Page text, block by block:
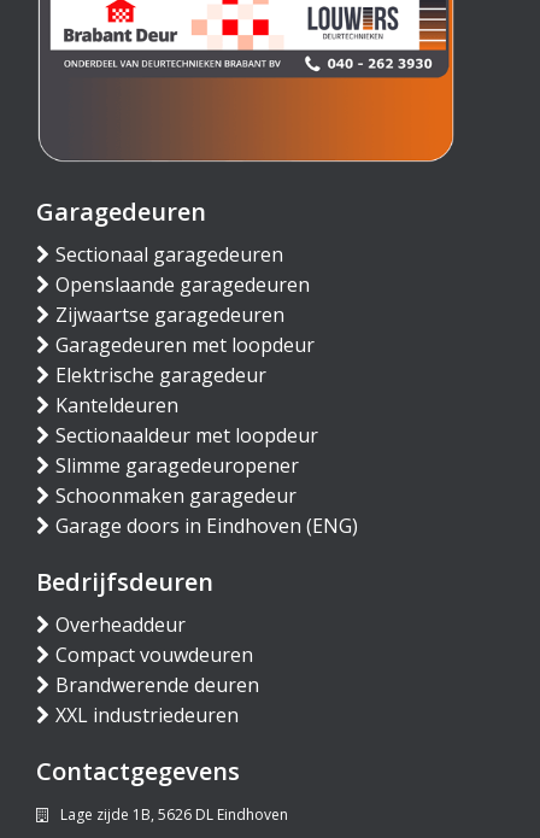
Garagedeuren
Sectionaal garagedeuren
Openslaande garagedeuren
Zijwaartse garagedeuren
Garagedeuren met loopdeur
Elektrische garagedeur
Kanteldeuren
Sectionaaldeur met loopdeur
Slimme garagedeuropener
Schoonmaken garagedeur
Garage doors in Eindhoven (ENG)
Bedrijfsdeuren
Overheaddeur
Compact vouwdeuren
Brandwerende deuren
XXL industriedeuren
Contactgegevens
Lage zijde 1B, 5626 DL Eindhoven